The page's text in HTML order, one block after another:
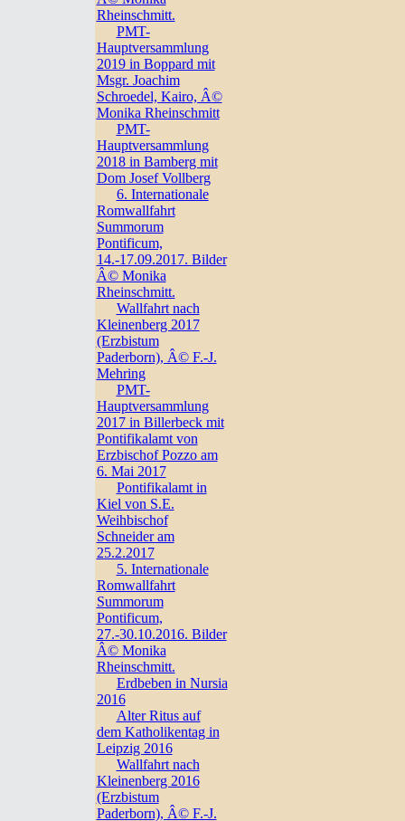
Rheinschmitt.
PMT-
Hauptversammlung
2019 in Boppard mit
Msgr. Joachim
Schroedel, Kairo, Â©
Monika Rheinschmitt
PMT-
Hauptversammlung
2018 in Bamberg mit
Dom Josef Vollberg
6. Internationale
Romwallfahrt
Summorum
Pontificum,
14.-17.09.2017. Bilder
Â© Monika
Rheinschmitt.
Wallfahrt nach
Kleinenberg 2017
(Erzbistum
Paderborn), Â© F.-J.
Mehring
PMT-
Hauptversammlung
2017 in Billerbeck mit
Pontifikalamt von
Erzbischof Pozzo am
6. Mai 2017
Pontifikalamt in
Kiel von S.E.
Weihbischof
Schneider am
25.2.2017
5. Internationale
Romwallfahrt
Summorum
Pontificum,
27.-30.10.2016. Bilder
Â© Monika
Rheinschmitt.
Erdbeben in Nursia
2016
Alter Ritus auf
dem Katholikentag in
Leipzig 2016
Wallfahrt nach
Kleinenberg 2016
(Erzbistum
Paderborn), Â© F.-J.